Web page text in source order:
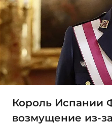
Король Испании
возмущение из-